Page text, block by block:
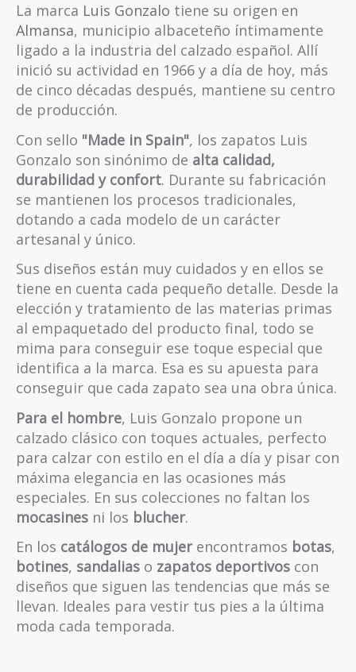
La marca Luis Gonzalo tiene su origen en
Almansa, municipio albaceteño íntimamente
ligado a la industria del calzado español. Allí
inició su actividad en 1966 y a día de hoy, más
de cinco décadas después, mantiene su centro
de producción.
Con sello "Made in Spain", los zapatos Luis
Gonzalo son sinónimo de alta calidad,
durabilidad y confort. Durante su fabricación
se mantienen los procesos tradicionales,
dotando a cada modelo de un carácter
artesanal y único.
Sus diseños están muy cuidados y en ellos se
tiene en cuenta cada pequeño detalle. Desde la
elección y tratamiento de las materias primas
al empaquetado del producto final, todo se
mima para conseguir ese toque especial que
identifica a la marca. Esa es su apuesta para
conseguir que cada zapato sea una obra única.
Para el hombre, Luis Gonzalo propone un
calzado clásico con toques actuales, perfecto
para calzar con estilo en el día a día y pisar con
máxima elegancia en las ocasiones más
especiales. En sus colecciones no faltan los
mocasines ni los blucher.
En los catálogos de mujerencontramos botas,
botines, sandalias o zapatos deportivos con
diseños que siguen las tendencias que más se
llevan. Ideales para vestir tus pies a la última
moda cada temporada.